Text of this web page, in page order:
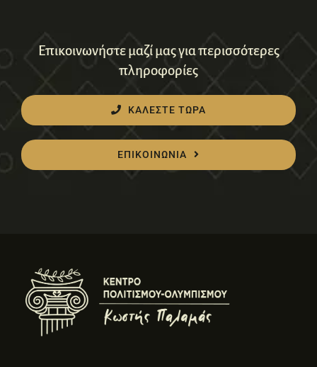
Επικοινωνήστε μαζί μας για περισσότερες
πληροφορίες
ΚΑΛΕΣΤΕ ΤΩΡΑ
ΕΠΙΚΟΙΝΩΝΙΑ